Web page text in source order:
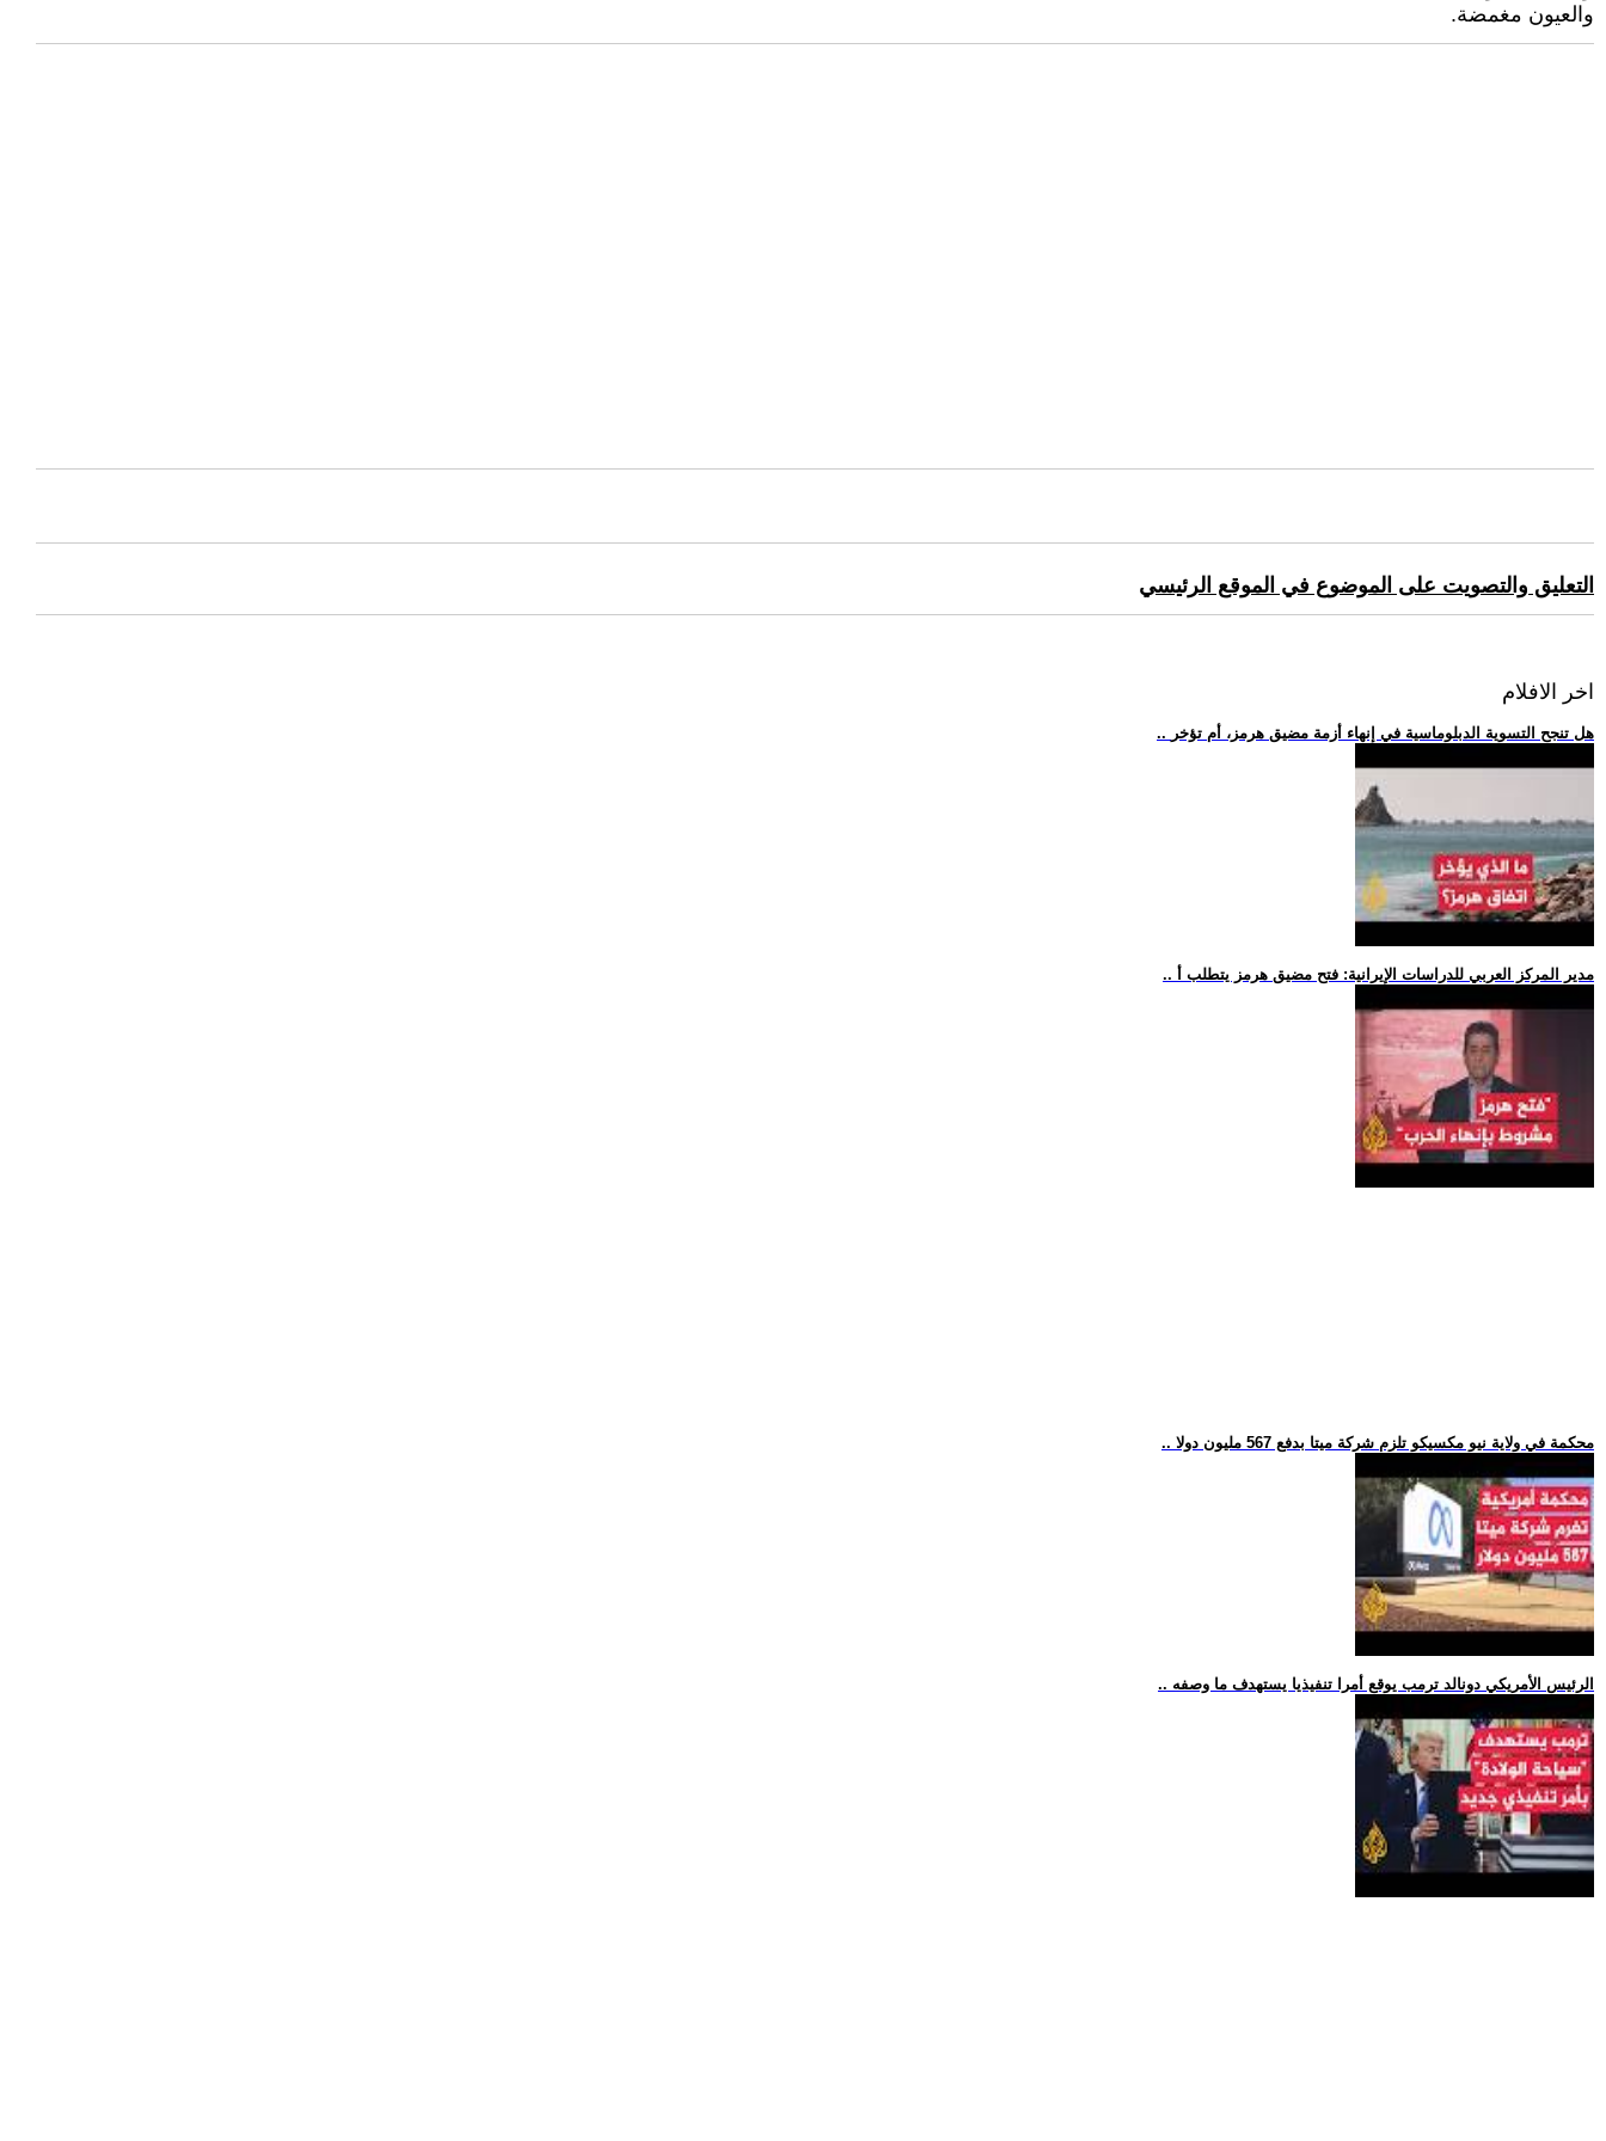
والعيون مغمضة.
التعليق والتصويت على الموضوع في الموقع الرئيسي
اخر الافلام
.. هل تنجح التسوية الدبلوماسية في إنهاء أزمة مضيق هرمز، أم تؤخر
.. مدير المركز العربي للدراسات الإيرانية: فتح مضيق هرمز يتطلب أ
.. محكمة في ولاية نيو مكسيكو تلزم شركة ميتا بدفع 567 مليون دولا
.. الرئيس الأمريكي دونالد ترمب يوقع أمرا تنفيذيا يستهدف ما وصفه